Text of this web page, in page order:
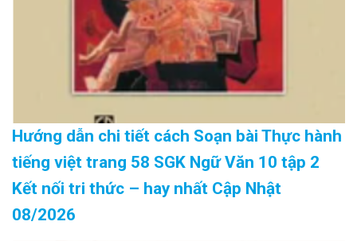
Hướng dẫn chi tiết cách Soạn bài Thực hành
tiếng việt trang 58 SGK Ngữ Văn 10 tập 2
Kết nối tri thức – hay nhất Cập Nhật
08/2026